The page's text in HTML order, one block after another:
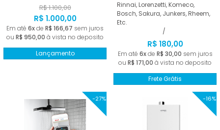
R$ 1.100,00
R$ 1.000,00
Em até 6xde R$ 166,67 sem juros
ou R$ 950,00 à vista no deposito
Lançamento
Rinnai, Lorenzetti, Komeco,
Bosch, Sakura, Junkers, Rheem,
Etc.
/
R$ 180,00
Em até 6xde R$ 30,00 sem juros
ou R$ 171,00 à vista no deposito
Frete Grátis
-27% -16%